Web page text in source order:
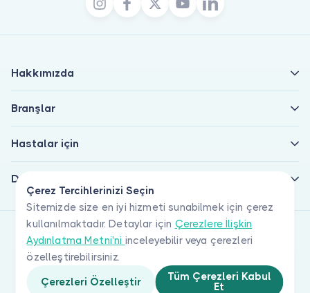
Çerez Tercihlerinizi Seçin
Sitemizde size en iyi hizmeti sunabilmek için çerez
kullanılmaktadır. Detaylar için Çerezlere İlişkin
Aydınlatma Metni'ni inceleyebilir veya çerezleri
özelleştirebilirsiniz.
Çerezleri Özelleştir
Tüm Çerezleri Kabul
Et
Hakkımızda
Branşlar
Hastalar için
Doktorlar için